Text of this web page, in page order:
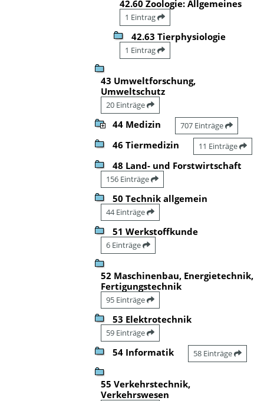
42.60 Zoologie: Allgemeines
1 Eintrag
42.63 Tierphysiologie
1 Eintrag
43 Umweltforschung,
Umweltschutz
20 Einträge
44 Medizin 707 Einträge
46 Tiermedizin 11 Einträge
48 Land- und Forstwirtschaft
156 Einträge
50 Technik allgemein
44 Einträge
51 Werkstoffkunde
6 Einträge
52 Maschinenbau, Energietechnik,
Fertigungstechnik
95 Einträge
53 Elektrotechnik
59 Einträge
54 Informatik 58 Einträge
55 Verkehrstechnik,
Verkehrswesen